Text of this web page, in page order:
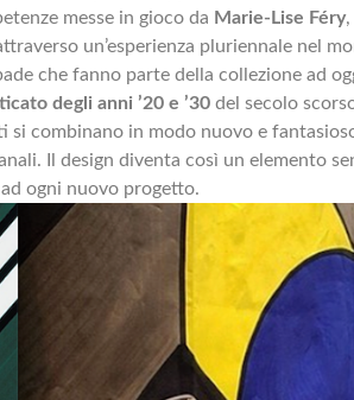
messe in gioco da Marie-Lise Féry,
un’esperienza pluriennale nel
che fanno parte della collezione ad
degli anni ’20 e ’30 del secolo
si combinano in modo nuovo e
Il design diventa così un elemento
ogni nuovo progetto.